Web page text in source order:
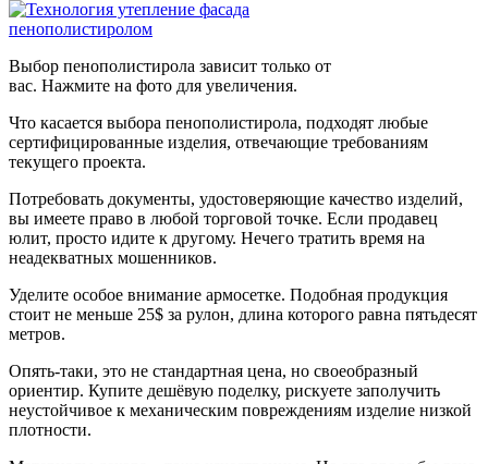
Выбор пенополистирола зависит только от
вас. Нажмите на фото для увеличения.
Что касается выбора пенополистирола, подходят любые
сертифицированные изделия, отвечающие требованиям
текущего проекта.
Потребовать документы, удостоверяющие качество изделий,
вы имеете право в любой торговой точке. Если продавец
юлит, просто идите к другому. Нечего тратить время на
неадекватных мошенников.
Уделите особое внимание армосетке. Подобная продукция
стоит не меньше 25$ за рулон, длина которого равна пятьдесят
метров.
Опять-таки, это не стандартная цена, но своеобразный
ориентир. Купите дешёвую поделку, рискуете заполучить
неустойчивое к механическим повреждениям изделие низкой
плотности.